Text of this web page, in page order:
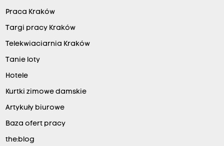
Praca Kraków
Targi pracy Kraków
Telekwiaciarnia Kraków
Tanie loty
Hotele
Kurtki zimowe damskie
Artykuły biurowe
Baza ofert pracy
the:blog